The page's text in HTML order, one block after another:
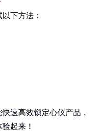
下方法：
速高效锁定心仪产品，
起来！